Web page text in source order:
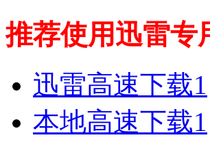
推荐使用迅雷专
迅雷高速下载1
本地高速下载1